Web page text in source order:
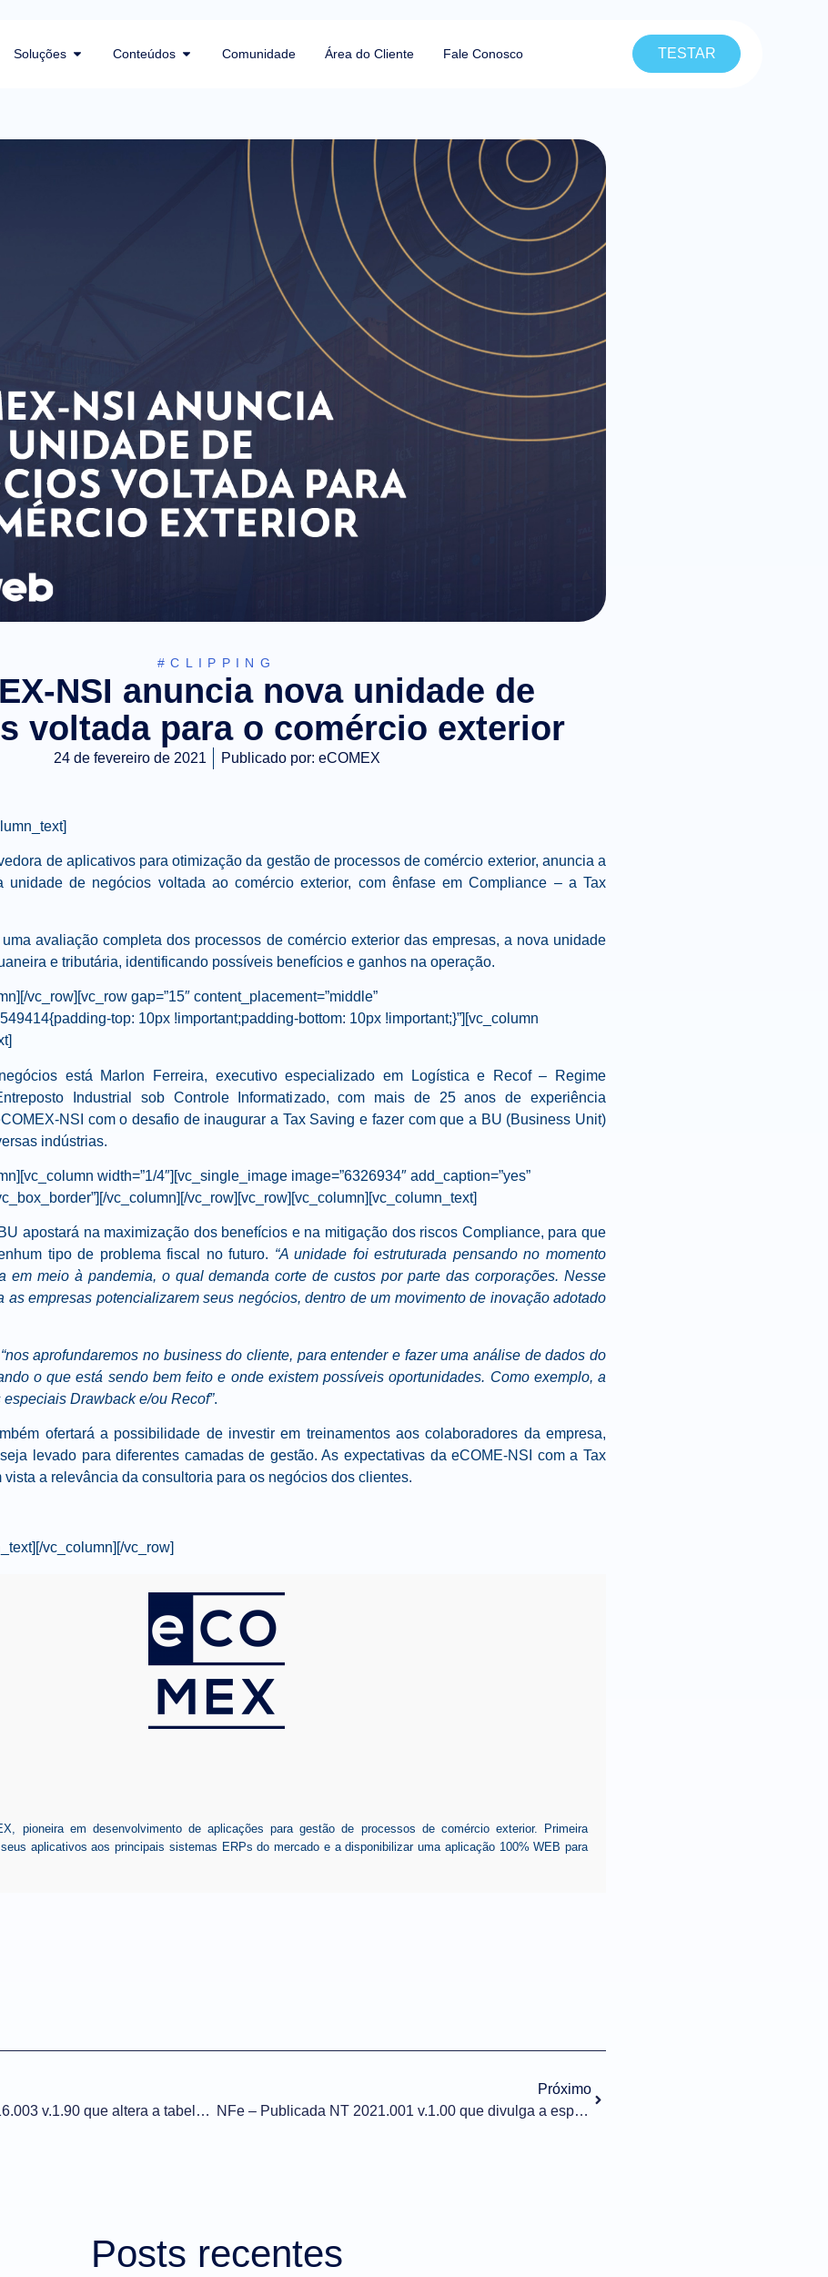
Soluções Conteúdos Comunidade Área do Cliente Fale Conosco TESTAR
#CLIPPING
NSI anuncia nova unidade de
voltada para o comércio exterior
24 de fevereiro de 2021 Publicado por: eCOMEX
de aplicativos para otimização da gestão de processos de comércio exterior, anuncia a
unidade de negócios voltada ao comércio exterior, com ênfase em Compliance – a Tax
avaliação completa dos processos de comércio exterior das empresas, a nova unidade
e tributária, identificando possíveis benefícios e ganhos na operação.
vc_row][vc_row gap=”15″ content_placement=”middle”
top: 10px !important;padding-bottom: 10px !important;}”][vc_column
está Marlon Ferreira, executivo especializado em Logística e Recof – Regime
Industrial sob Controle Informatizado, com mais de 25 anos de experiência
NSI com o desafio de inaugurar a Tax Saving e fazer com que a BU (Business Unit)
indústrias.
width=”1/4″][vc_single_image image=”6326934″ add_caption=”yes”
vc_column][/vc_row][vc_row][vc_column][vc_column_text]
apostará na maximização dos benefícios e na mitigação dos riscos Compliance, para que
tipo de problema fiscal no futuro. “A unidade foi estruturada pensando no momento
em meio à pandemia, o qual demanda corte de custos por parte das corporações. Nesse
as empresas potencializarem seus negócios, dentro de um movimento de inovação adotado
“nos aprofundaremos no business do cliente, para entender e fazer uma análise de dados do
o que está sendo bem feito e onde existem possíveis oportunidades. Como exemplo, a
Drawback e/ou Recof”.
ofertará a possibilidade de investir em treinamentos aos colaboradores da empresa,
levado para diferentes camadas de gestão. As expectativas da eCOME-NSI com a Tax
a relevância da consultoria para os negócios dos clientes.
vc_column][/vc_row]
pioneira em desenvolvimento de aplicações para gestão de processos de comércio exterior. Primeira
aplicativos aos principais sistemas ERPs do mercado e a disponibilizar uma aplicação 100% WEB para
NFe – Publicada NT 2016.003 v.1.90 que altera a tabela de NCM com vigência a partir de abril de 2021
Próximo
NFe – Publicada NT 2021.001 v.1.00 que divulga a especificação técnica do evento “Comprovante de entrega na NF-e”
Posts recentes